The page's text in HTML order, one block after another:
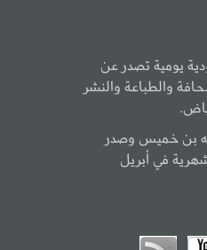
يومية تصدر عن
والطباعة والنشر
بن خميس وصدر
في أبريل